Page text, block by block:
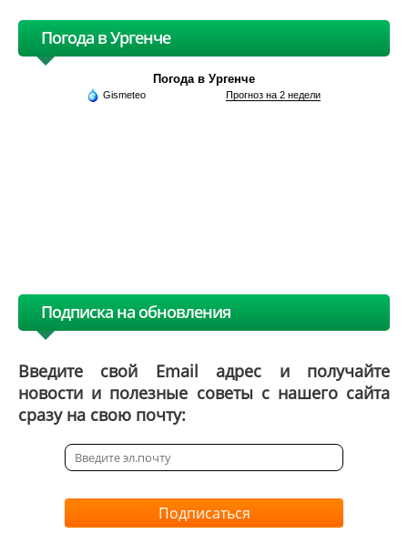
Погода в Ургенче
Погода в Ургенче
Gismeteo Прогноз на 2 недели
Подписка на обновления
Введите свой Email адрес и получайте
новости и полезные советы с нашего сайта
сразу на свою почту:
Подписаться